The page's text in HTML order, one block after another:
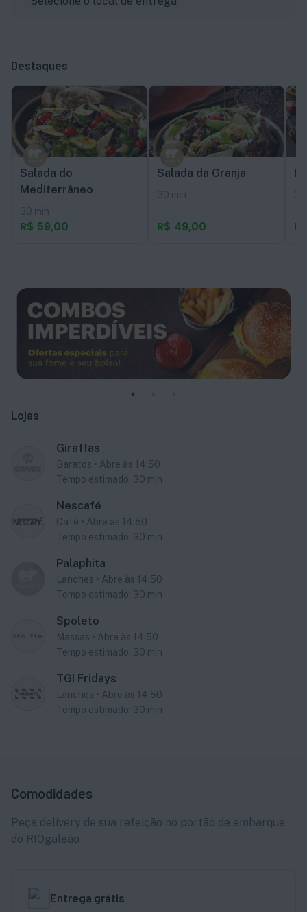
Remédios e conveniência
Contato
Destaques
Salada do
Mediterrâneo
R$ 59,00
Salada da Granja
R$ 49,00
Lojas
Giraffas
Baratos • Abre às 14:50
Tempo estimado: 30 min
Nescafé
Café • Abre às 14:50
Tempo estimado: 30 min
Palaphita
Lanches • Abre às 14:50
Tempo estimado: 30 min
Spoleto
Massas • Abre às 14:50
Tempo estimado: 30 min
TGI Fridays
Lanches • Abre às 14:50
Tempo estimado: 30 min
Comodidades
Peça delivery de sua refeição no portão de embarque
do RIOgaleão
Entrega grátis